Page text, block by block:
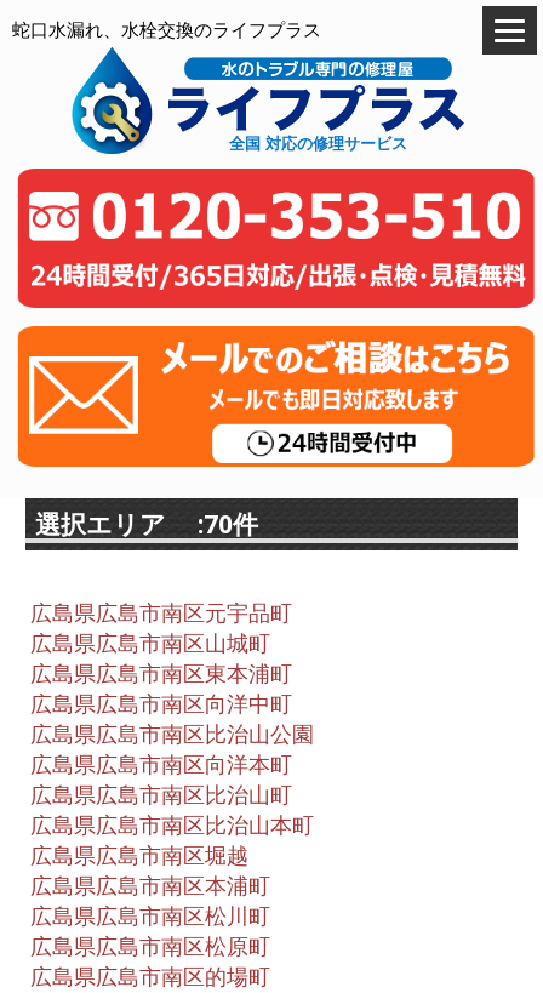
蛇口水漏れ、水栓交換のライフプラス
全国 対応の修理サービス
選択エリア :70件
広島県広島市南区元宇品町
広島県広島市南区山城町
広島県広島市南区東本浦町
広島県広島市南区向洋中町
広島県広島市南区比治山公園
広島県広島市南区向洋本町
広島県広島市南区比治山町
広島県広島市南区比治山本町
広島県広島市南区堀越
広島県広島市南区本浦町
広島県広島市南区松川町
広島県広島市南区松原町
広島県広島市南区的場町